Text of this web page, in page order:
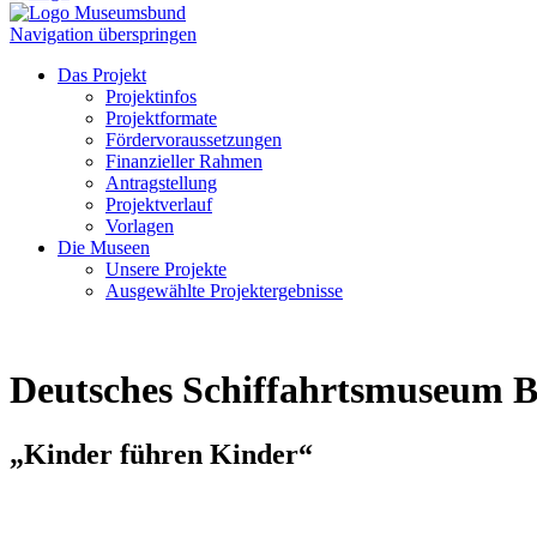
Navigation überspringen
Das Projekt
Projektinfos
Projektformate
Fördervoraussetzungen
Finanzieller Rahmen
Antragstellung
Projektverlauf
Vorlagen
Die Museen
Unsere Projekte
Ausgewählte Projektergebnisse
Deutsches Schiffahrtsmuseum
„Kinder führen Kinder“